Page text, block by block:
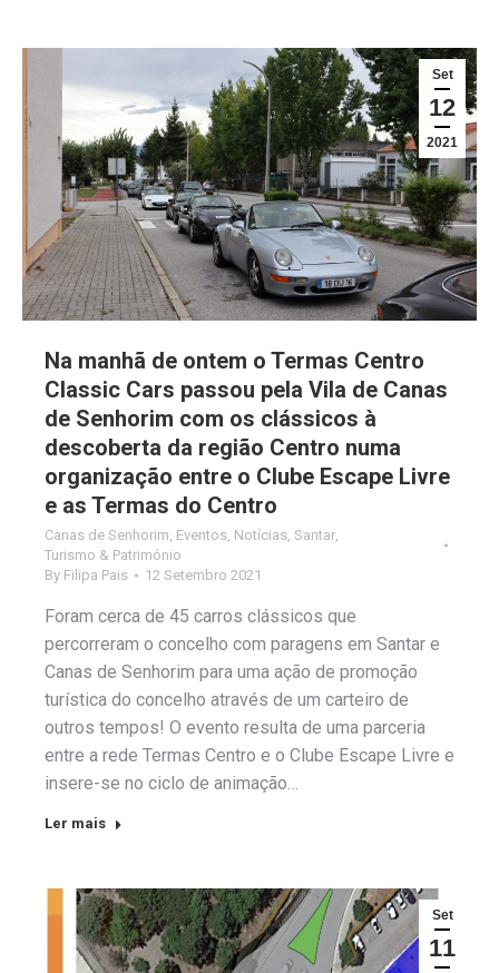
Set
12
2021
Na manhã de ontem o Termas Centro
Classic Cars passou pela Vila de Canas
de Senhorim com os clássicos à
descoberta da região Centro numa
organização entre o Clube Escape Livre
e as Termas do Centro
Canas de Senhorim Eventos Notícias Santar
Turismo & Património
By Filipa Pais 12 Setembro 2021
Foram cerca de 45 carros clássicos que
percorreram o concelho com paragens em Santar e
Canas de Senhorim para uma ação de promoção
turística do concelho através de um carteiro de
outros tempos! O evento resulta de uma parceria
entre a rede Termas Centro e o Clube Escape Livre e
insere-se no ciclo de animação…
Ler mais
Set
11